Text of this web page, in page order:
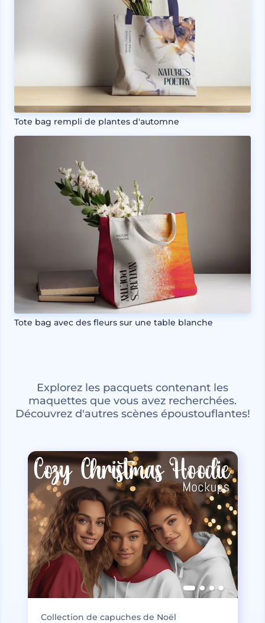
Tote bag rempli de plantes d'automne
Tote bag avec des fleurs sur une table blanche
Explorez les pacquets contenant les
maquettes que vous avez recherchées.
Découvrez d'autres scènes époustouflantes!
Collection de capuches de Noël